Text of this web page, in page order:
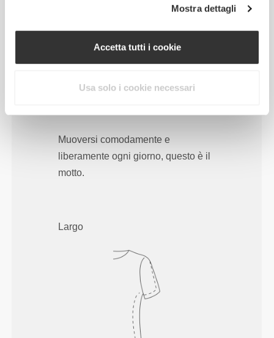
Mostra dettagli
Accetta tutti i cookie
Usa solo i cookie necessari
Muoversi comodamente e
liberamente ogni giorno, questo è il
motto.
Largo